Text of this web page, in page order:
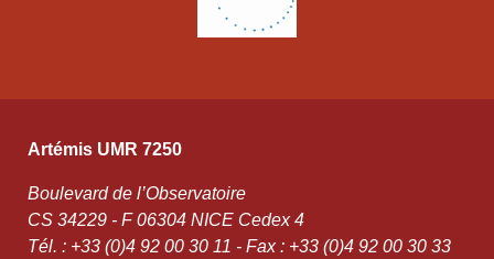
Artémis UMR 7250
Boulevard de l’Observatoire
CS 34229 - F 06304 NICE Cedex 4
Tél. : +33 (0)4 92 00 30 11 - Fax : +33 (0)4 92 00 30 33